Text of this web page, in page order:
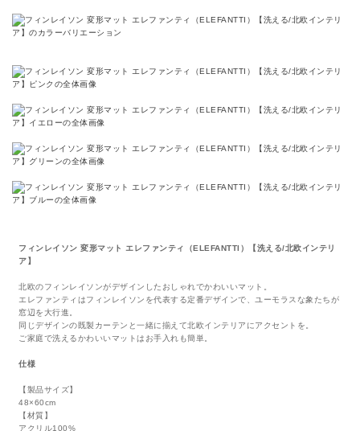
フィンレイソン 変形マット エレファンティ（ELEFANTTI）【洗える/北欧インテリ
ア】
北欧のフィンレイソンがデザインしたおしゃれでかわいいマット。
エレファンティはフィンレイソンを代表する定番デザインで、ユーモラスな象たちが
窓辺を大行進。
同じデザインの既製カーテンと一緒に揃えて北欧インテリアにアクセントを。
ご家庭で洗えるかわいいマットはお手入れも簡単。
仕様
【製品サイズ】
48×60cm
【材質】
アクリル100%